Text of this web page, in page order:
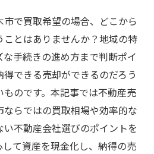
で買取希望の場合、どこから
ことはありませんか？地域の特
手続きの進め方まで判断ポイ
できる売却ができるのだろう
のです。本記事では不動産売
らではの買取相場や効率的な
不動産会社選びのポイントを
て資産を現金化し、納得の売